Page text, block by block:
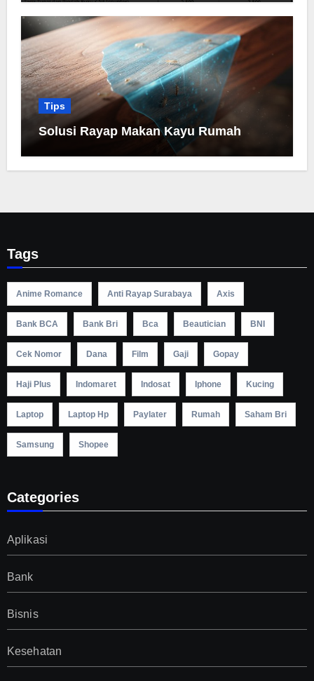
Tips
Solusi Rayap Makan Kayu Rumah
Tags
Anime Romance Anti Rayap Surabaya Axis
Bank BCA Bank Bri Bca Beautician BNI
Cek Nomor Dana Film Gaji Gopay
Haji Plus Indomaret Indosat Iphone Kucing
Laptop Laptop Hp Paylater Rumah Saham Bri
Samsung Shopee
Categories
Aplikasi
Bank
Bisnis
Kesehatan